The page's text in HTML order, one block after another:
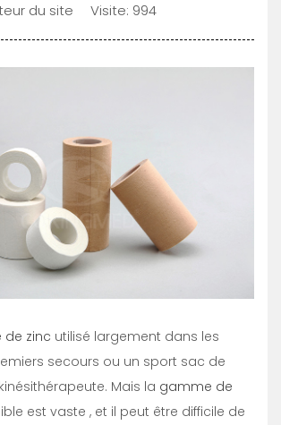
du site
Visite: 994
de zinc utilisé largement dans les
secours ou un sport sac de
Mais la gamme de
est vaste , et il peut être difficile de